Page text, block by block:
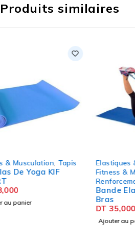
Produits similaires
Elastiques & Bands,
Fitness & Musculation
Renforcement Musculaire
Bande Elastique En X 4
Bras
DT
DT